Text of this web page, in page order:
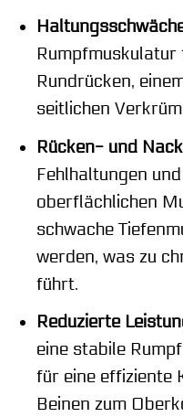
Rundrücken,
seitlichen
Rücken- und
Fehlhaltungen
oberflächlichen
schwache
werden, was zu
führt.
Reduzierte
eine stabile
für eine effiziente
Beinen zum